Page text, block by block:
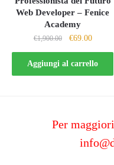
Web Developer – Fenice
Academy
€1,900.00
Il
prezzo
originale
era:
€69.00Il
prezzo
attuale
è:
Aggiungi al carrello
Per